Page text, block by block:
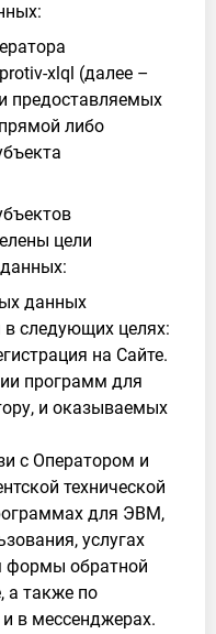
xlql (далее –
предоставляемых
либо
цели
данных
в следующих целях:
на Сайте.
программ для
и оказываемых
с Оператором и
технической
для ЭВМ,
услугах
формы обратной
а также по
в мессенджерах.